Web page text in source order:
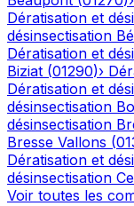
Dératisation et
désinsectisation
Dératisation et
Biziat (01290)›
Dératisation et
désinsectisation
désinsectisation
Bresse Vallons (
Dératisation et
désinsectisation
Voir toutes les